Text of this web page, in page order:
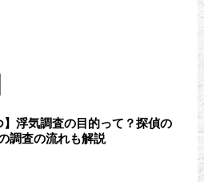
】浮気調査の目的って？探偵の
調査の流れも解説